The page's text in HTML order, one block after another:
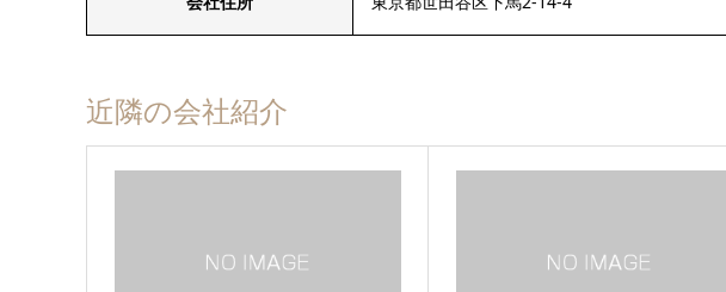
近隣の会社紹介